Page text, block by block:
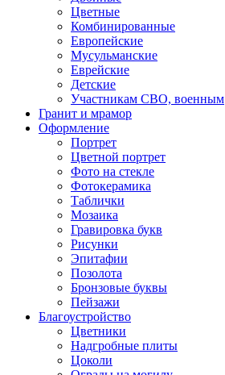
Цветные
Комбинированные
Европейские
Мусульманские
Еврейские
Детские
Участникам СВО, военным
Гранит и мрамор
Оформление
Портрет
Цветной портрет
Фото на стекле
Фотокерамика
Таблички
Мозаика
Гравировка букв
Рисунки
Эпитафии
Позолота
Бронзовые буквы
Пейзажи
Благоустройство
Цветники
Надгробные плиты
Цоколи